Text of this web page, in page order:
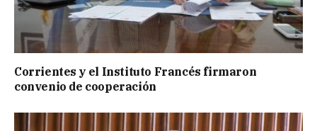
Corrientes y el Instituto Francés firmaron
convenio de cooperación